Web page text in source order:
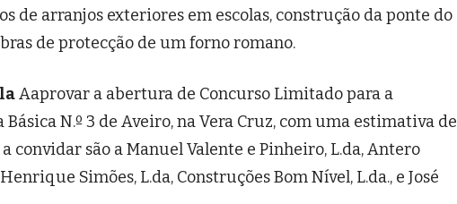
de arranjos exteriores em escolas, construção da ponte do
de protecção de um forno romano.
Aaprovar a abertura de Concurso Limitado para a
Básica N.º 3 de Aveiro, na Vera Cruz, com uma estimativa de
convidar são a Manuel Valente e Pinheiro, L.da, Antero
Simões, L.da, Construções Bom Nível, L.da., e José